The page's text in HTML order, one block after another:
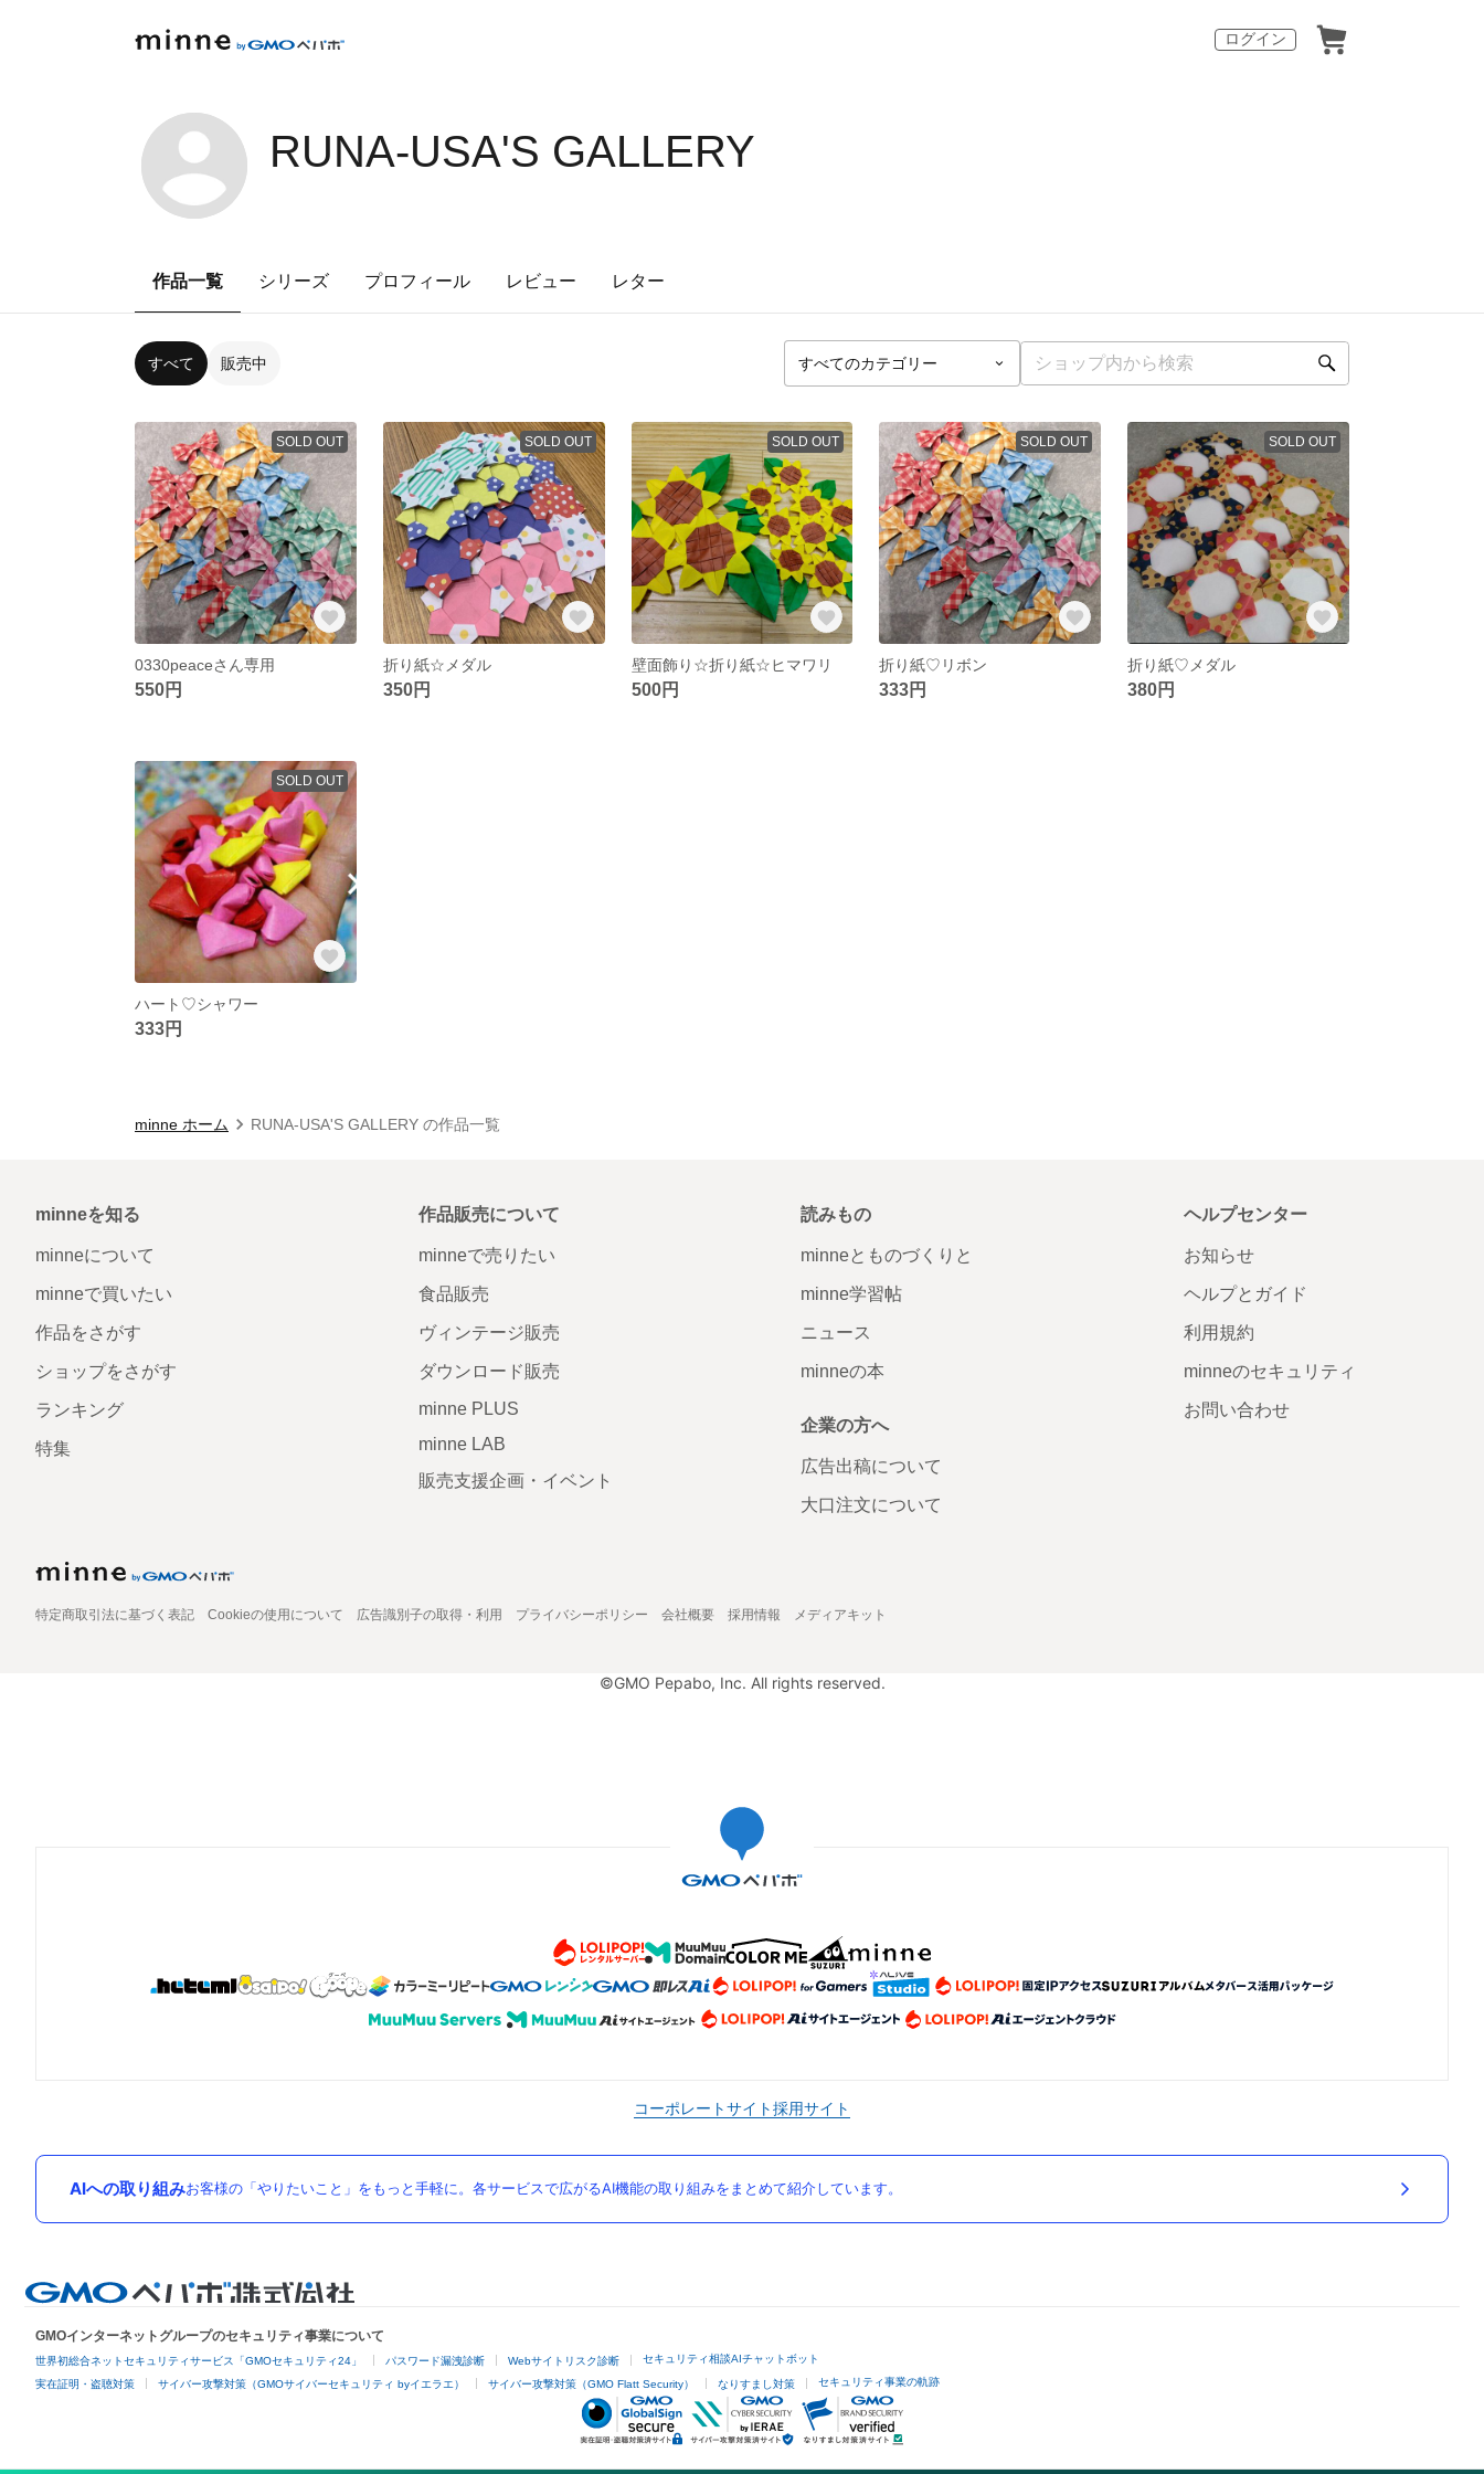
ログイン
RUNA-USA'S GALLERY
作品一覧 シリーズ プロフィール レビュー レター
すべて 販売中
SOLD OUT
0330peaceさん専用
550円
SOLD OUT
折り紙☆メダル
350円
SOLD OUT
壁面飾り☆折り紙☆ヒマワリ
500円
SOLD OUT
折り紙♡リボン
333円
SOLD OUT
折り紙♡メダル
380円
SOLD OUT
ハート♡シャワー
333円
minne ホーム RUNA-USA'S GALLERY の作品一覧
minneを知る
minneについて
minneで買いたい
作品をさがす
ショップをさがす
ランキング
特集
作品販売について
minneで売りたい
食品販売
ヴィンテージ販売
ダウンロード販売
minne PLUS
minne LAB
販売支援企画・イベント
読みもの
minneとものづくりと
minne学習帖
ニュース
minneの本
企業の方へ
広告出稿について
大口注文について
ヘルプセンター
お知らせ
ヘルプとガイド
利用規約
minneのセキュリティ
お問い合わせ
特定商取引法に基づく表記 Cookieの使用について 広告識別子の取得・利用 プライバシーポリシー 会社概要 採用情報 メディアキット
©GMO Pepabo, Inc. All rights reserved.
コーポレートサイト採用サイト
AIへの取り組みお客様の「やりたいこと」をもっと手軽に。各サービスで広がるAI機能の取り組みをまとめて紹介しています。
GMOインターネットグループのセキュリティ事業について
世界初総合ネットセキュリティサービス「GMOセキュリティ24」 パスワード漏洩診断 Webサイトリスク診断 セキュリティ相談AIチャットボット
実在証明・盗聴対策 サイバー攻撃対策（GMOサイバーセキュリティ byイエラエ） サイバー攻撃対策（GMO Flatt Security） なりすまし対策 セキュリティ事業の軌跡